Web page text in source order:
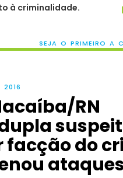
à criminalidade.
SEJA O PRIMEIRO A
2016
RN
do